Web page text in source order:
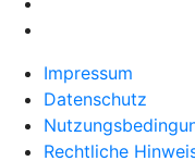
Impressum
Datenschutz
Rechtliche